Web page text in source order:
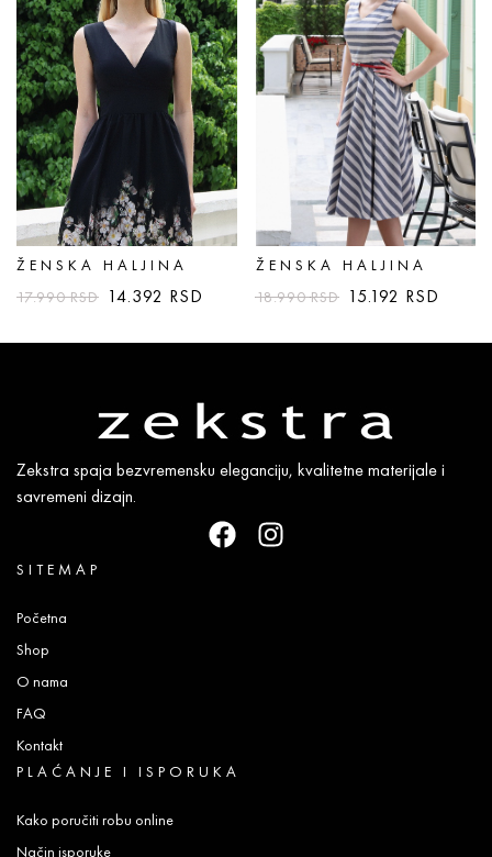
ŽENSKA HALJINA
17.990RSD 14.392 RSD
ŽENSKA HALJINA
18.990RSD 15.192 RSD
Zekstra spaja bezvremensku eleganciju, kvalitetne materijale i
savremeni dizajn.
SITEMAP
Početna
Shop
O nama
FAQ
Kontakt
PLAĆANJE I ISPORUKA
Kako poručiti robu online
Način isporuke